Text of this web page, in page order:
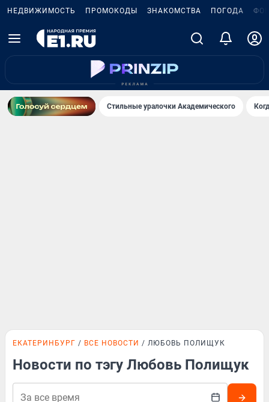
НЕДВИЖИМОСТЬ ПРОМОКОДЫ ЗНАКОМСТВА ПОГОДА
Стильные уралочки Академического
ЕКАТЕРИНБУРГ ВСЕ НОВОСТИ ЛЮБОВЬ ПОЛИЩУК
Новости по тэгу Любовь Полищук